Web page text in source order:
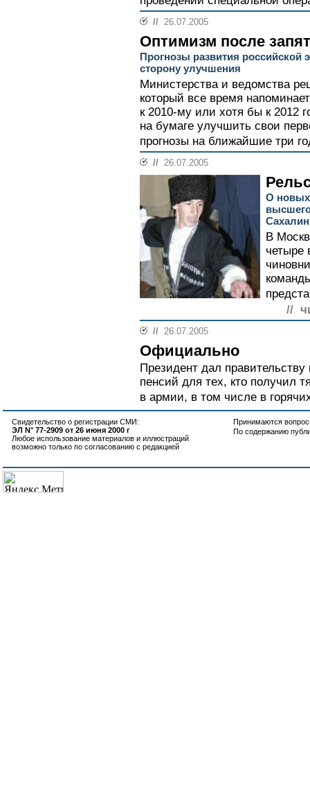
// 26.07.2005
Оптимизм после
Прогнозы развития российской
сторону улучшения
Министерства и ведомства
который все время
к 2010-му или хотя бы к 2012
на бумаге улучшить свои
прогнозы на ближайшие три
// 26.07.2005
О новых
Сахалин
В
четыре
//
// 26.07.2005
Официально
Президент дал
пенсий для тех, кто получил
в армии, в том числе в
Свидетельство о регистрации СМИ:
ЭЛ N° 77-2909 от 26 июня 2000 г
Любое использование материалов и иллюстраций
возможно только по согласованию с редакцией
Принимаются
По содержанию